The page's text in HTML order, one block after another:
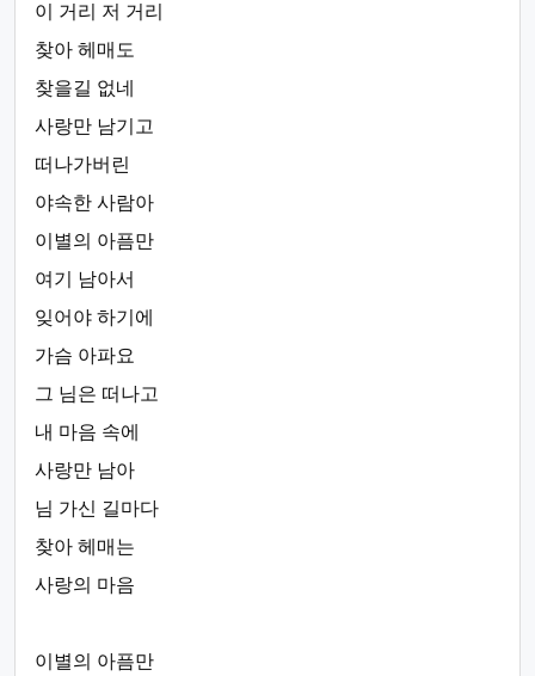
이 거리 저 거리
찾아 헤매도
찾을길 없네
사랑만 남기고
떠나가버린
야속한 사람아
이별의 아픔만
여기 남아서
잊어야 하기에
가슴 아파요
그 님은 떠나고
내 마음 속에
사랑만 남아
님 가신 길마다
찾아 헤매는
사랑의 마음
이별의 아픔만